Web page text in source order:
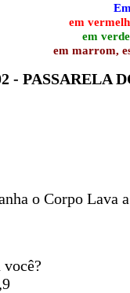
em
em
em marrom,
- PASSARELA
o Corpo Lava